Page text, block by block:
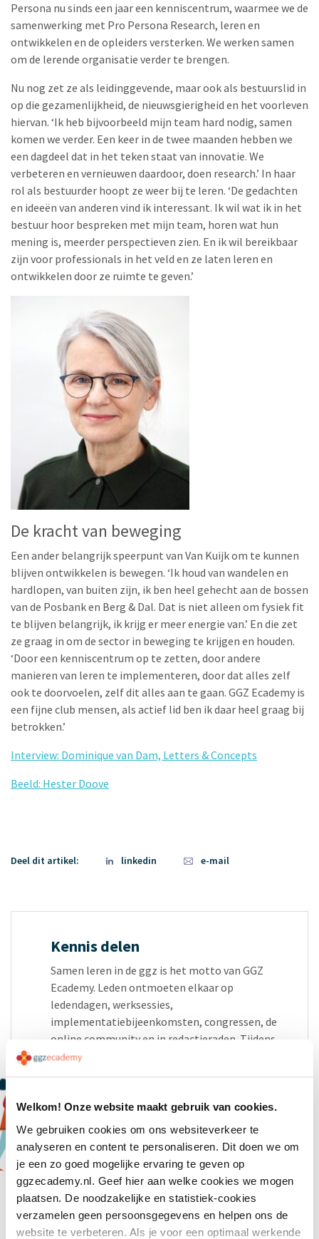
Welkom! Onze website maakt gebruik van cookies.
We gebruiken cookies om ons websiteverkeer te
analyseren en content te personaliseren. Dit doen we om
je een zo goed mogelijke ervaring te geven op
ggzecademy.nl. Geef hier aan welke cookies we mogen
plaatsen. De noodzakelijke en statistiek-cookies
verzamelen geen persoonsgegevens en helpen ons de
website te verbeteren. Als je voor een optimaal werkende
Persona nu sinds een jaar een kenniscentrum, waarmee we de
samenwerking met Pro Persona Research, leren en
ontwikkelen en de opleiders versterken. We werken samen
om de lerende organisatie verder te brengen.
Nu nog zet ze als leidinggevende, maar ook als bestuurslid in
op die gezamenlijkheid, de nieuwsgierigheid en het voorleven
hiervan. ‘Ik heb bijvoorbeeld mijn team hard nodig, samen
komen we verder. Een keer in de twee maanden hebben we
een dagdeel dat in het teken staat van innovatie. We
verbeteren en vernieuwen daardoor, doen research.’ In haar
rol als bestuurder hoopt ze weer bij te leren. ‘De gedachten
en ideeën van anderen vind ik interessant. Ik wil wat ik in het
bestuur hoor bespreken met mijn team, horen wat hun
mening is, meerder perspectieven zien. En ik wil bereikbaar
zijn voor professionals in het veld en ze laten leren en
ontwikkelen door ze ruimte te geven.’
De kracht van beweging
Een ander belangrijk speerpunt van Van Kuijk om te kunnen
blijven ontwikkelen is bewegen. ‘Ik houd van wandelen en
hardlopen, van buiten zijn, ik ben heel gehecht aan de bossen
van de Posbank en Berg & Dal. Dat is niet alleen om fysiek fit
te blijven belangrijk, ik krijg er meer energie van.’ En die zet
ze graag in om de sector in beweging te krijgen en houden.
‘Door een kenniscentrum op te zetten, door andere
manieren van leren te implementeren, door dat alles zelf
ook te doorvoelen, zelf dit alles aan te gaan. GGZ Ecademy is
een fijne club mensen, als actief lid ben ik daar heel graag bij
betrokken.’
Interview: Dominique van Dam, Letters & Concepts
Beeld: Hester Doove
Deel dit artikel: linkedin e-mail
Kennis delen
Samen leren in de ggz is het motto van GGZ
Ecademy. Leden ontmoeten elkaar op
ledendagen, werksessies,
implementatiebijeenkomsten, congressen, de
online community en in redactieraden. Tijdens
deze ontmoetingen is de drempel om samen op
te trekken laag. Hierdoor ontstaan spontane
Wil je eens meemaken hoe dat gaat? Bezoek een
van onze vrij toegankelijke bijeenkomsten. Kijk
in de agendavoor data.